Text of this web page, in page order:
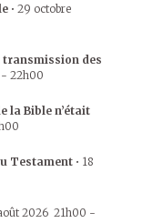
• 29 octobre
transmission des
- 22h00
la Bible n’était
Testament • 18
2026 21h00 -